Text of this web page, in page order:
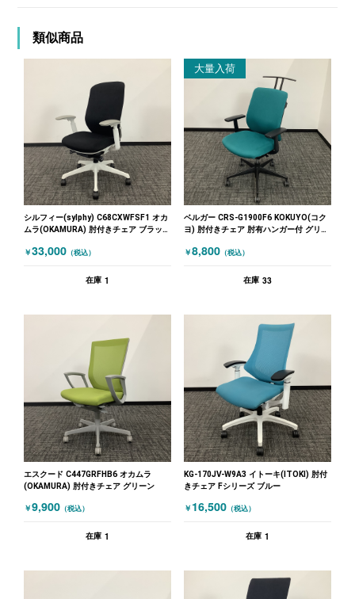
類似商品
シルフィー(sylphy) C68CXWFSF1 オカ
ムラ(OKAMURA) 肘付きチェア ブラック
￥33,000 （税込）
在庫 1
大量入荷
ベルガー CRS-G1900F6 KOKUYO(コク
ヨ) 肘付きチェア 肘有ハンガー付 グリー
￥8,800 （税込）
在庫 33
エスクード C447GRFHB6 オカムラ
(OKAMURA) 肘付きチェア グリーン
￥9,900 （税込）
在庫 1
KG-170JV-W9A3 イトーキ(ITOKI) 肘付
きチェア Fシリーズ ブルー
￥ 16,500 （税込）
在庫 1